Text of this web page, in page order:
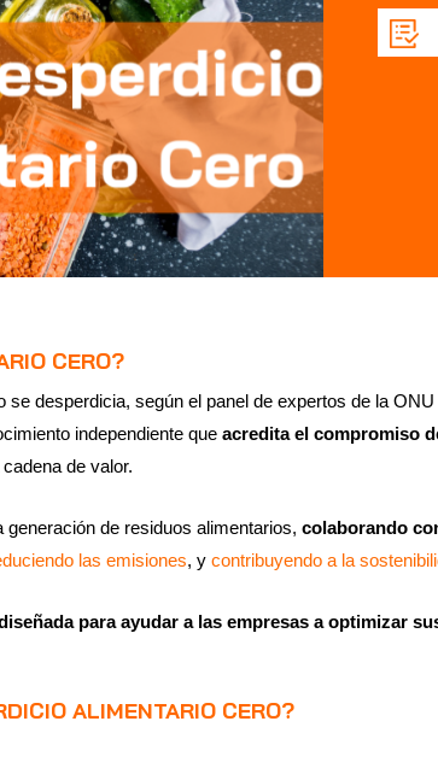
CERO?
se desperdicia, según el panel de expertos de la
independiente que acredita el compromiso
de valor.
de residuos alimentarios, colaborando
las emisiones, y contribuyendo a la
para ayudar a las empresas a optimizar
ALIMENTARIO CERO?